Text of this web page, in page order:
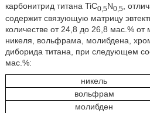
карбонитрид титана TiC0,5N0,5
,
содержит связующую матрицу
количестве от 24,8 до 26,8 мас.%
никеля, вольфрама, молибдена,
диборида титана, при следующем
мас.%:
никель
вольфрам
молибден